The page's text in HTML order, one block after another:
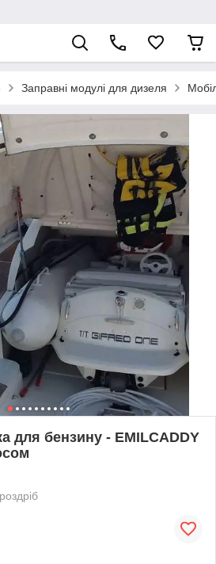
Заправні модулі для дизеля
для бензину - EMILCADDY